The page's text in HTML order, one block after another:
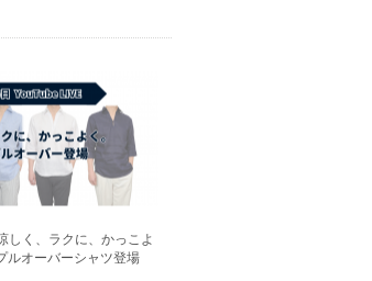
しく、ラクに、かっこよ
ルオーバーシャツ登場